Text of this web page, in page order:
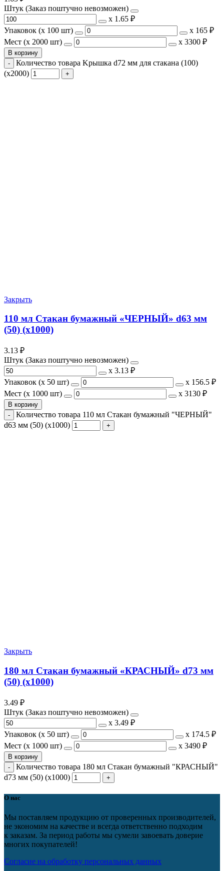
Штук (Заказ поштучно невозможен)
х 1.65 ₽
Упаковок (x 100 шт)
х 165 ₽
Мест (x 2000 шт)
х 3300 ₽
В корзину
Количество товара Kрышка d72 мм для стакана (100)
(х2000)
Закрыть
110 мл Стакан бумажный «ЧЕРНЫЙ» d63 мм
(50) (х1000)
3.13 ₽
Штук (Заказ поштучно невозможен)
х 3.13 ₽
Упаковок (x 50 шт)
х 156.5 ₽
Мест (x 1000 шт)
х 3130 ₽
В корзину
Количество товара 110 мл Стакан бумажный "ЧЕРНЫЙ"
d63 мм (50) (х1000)
Закрыть
180 мл Стакан бумажный «КРАСНЫЙ» d73 мм
(50) (х1000)
3.49 ₽
Штук (Заказ поштучно невозможен)
х 3.49 ₽
Упаковок (x 50 шт)
х 174.5 ₽
Мест (x 1000 шт)
х 3490 ₽
В корзину
Количество товара 180 мл Стакан бумажный "КРАСНЫЙ"
d73 мм (50) (х1000)
О нас
Мы поставляем продукцию от проверенных производителей,
не экономим на качестве и всегда ответственно подходим
к заказам. За период работы мы сумели завоевать доверие
многих покупателей!
Согласие на обработку персональных данных